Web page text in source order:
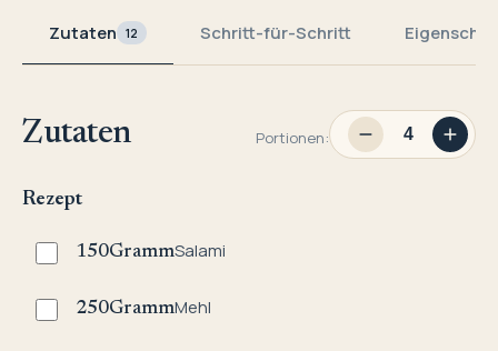
Zutaten 12 Schritt-für-Schritt
Zutaten Portionen:
Rezept
150GrammSalami
250GrammMehl